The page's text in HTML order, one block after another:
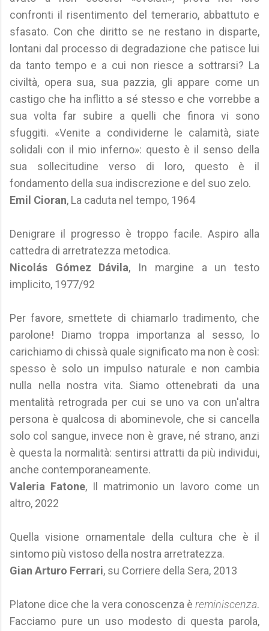
confronti il risentimento del temerario, abbattuto e
sfasato. Con che diritto se ne restano in disparte,
lontani dal processo di degradazione che patisce lui
da tanto tempo e a cui non riesce a sottrarsi? La
civiltà, opera sua, sua pazzia, gli appare come un
castigo che ha inflitto a sé stesso e che vorrebbe a
sua volta far subire a quelli che finora vi sono
sfuggiti. «Venite a condividerne le calamità, siate
solidali con il mio inferno»: questo è il senso della
sua sollecitudine verso di loro, questo è il
fondamento della sua indiscrezione e del suo zelo.
Emil Cioran, La caduta nel tempo, 1964
Denigrare il progresso è troppo facile. Aspiro alla
cattedra di arretratezza metodica.
Nicolás Gómez Dávila, In margine a un testo
implicito, 1977/92
Per favore, smettete di chiamarlo tradimento, che
parolone! Diamo troppa importanza al sesso, lo
carichiamo di chissà quale significato ma non è così:
spesso è solo un impulso naturale e non cambia
nulla nella nostra vita. Siamo ottenebrati da una
mentalità retrograda per cui se uno va con un'altra
persona è qualcosa di abominevole, che si cancella
solo col sangue, invece non è grave, né strano, anzi
è questa la normalità: sentirsi attratti da più individui,
anche contemporaneamente.
Valeria Fatone, Il matrimonio un lavoro come un
altro, 2022
Quella visione ornamentale della cultura che è il
sintomo più vistoso della nostra arretratezza.
Gian Arturo Ferrari, su Corriere della Sera, 2013
Platone dice che la vera conoscenza è reminiscenza.
Facciamo pure un uso modesto di questa parola,